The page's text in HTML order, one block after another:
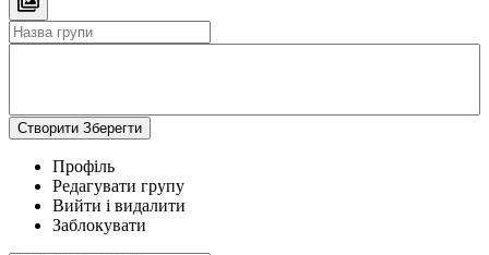
Створити Зберегти
Профіль
Редагувати групу
Вийти і видалити
Заблокувати